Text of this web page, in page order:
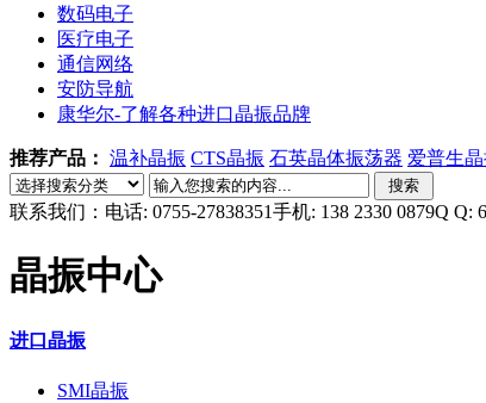
数码电子
医疗电子
通信网络
安防导航
康华尔-了解各种进口晶振品牌
推荐产品： 温补晶振 CTS晶振 石英晶体振荡器 爱普生
联系我们： 电话: 0755-27838351手机: 138 2330 0879Q Q:
晶振中心
进口晶振
SMI晶振